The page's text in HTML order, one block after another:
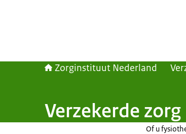
Zorginstituut Nederland
Verzekerde
Of u